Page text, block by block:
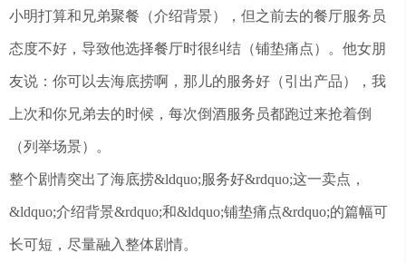
小明打算和兄弟聚餐（介绍背景），但之前去的餐厅服务员
态度不好，导致他选择餐厅时很纠结（铺垫痛点）。他女朋
友说：你可以去海底捞啊，那儿的服务好（引出产品），我
上次和你兄弟去的时候，每次倒酒服务员都跑过来抢着倒
（列举场景）。
整个剧情突出了海底捞&ldquo;服务好&rdquo;这一卖点，
&ldquo;介绍背景&rdquo;和&ldquo;铺垫痛点&rdquo;的篇幅可
长可短，尽量融入整体剧情。